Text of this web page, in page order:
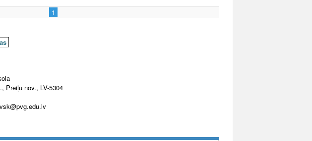
1
Preiļu nov., LV-5304